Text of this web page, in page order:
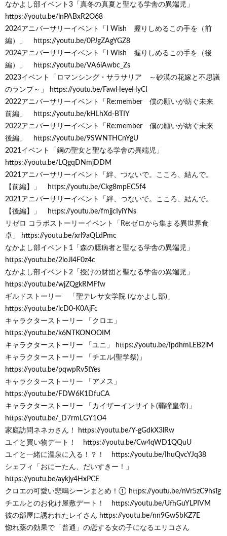
なかよし部イベント3「真冬の真夏と聖なる学舎の異端児」
https://youtu.be/lnPABxR2O68
2024アニバーサリーイベント「I Wish 握りしめるこの手を（前
編）」 https://youtu.be/0PJgZAgYGZ8
2024アニバーサリーイベント「I Wish 握りしめるこの手を（後
編）」 https://youtu.be/VA6iAwbc_Zs
2023イベント「ロマンシング・サラサリア ～砂漠の花嫁と不思議
のランプ～」 https://youtu.be/FawHeyeHyCI
2022アニバーサリーイベント「Re:member 僕の願いが紡ぐ未来
前編」 https://youtu.be/kHLhXd-BTIY
2022アニバーサリーイベント「Re:member 僕の願いが紡ぐ未来
後編」 https://youtu.be/9SWNTHCnYgU
2021イベント「鋼の聖女と聖なる学舎の異端児」
https://youtu.be/LQgqDNmjDDM
2021アニバーサリーイベント「絆、つないで。こころ、結んで。
【前編】」 https://youtu.be/Ckg8mpEC5f4
2021アニバーサリーイベント「絆、つないで。こころ、結んで。
【後編】」 https://youtu.be/fmjjcIyiYNs
リゼロ コラボストーリーイベント「Re:ゼロから集まる異世界食
卓」 https://youtu.be/xrl9aQLdPmc
なかよし部イベント1「森の臆病者と聖なる学舎の異端児」
https://youtu.be/2ioJl4F0z4c
なかよし部イベント2「授けの財団と聖なる学舎の異端児」
https://youtu.be/wjZQgkRMFfw
ギルドストーリー 「聖テレサ女学院 (なかよし部)」
https://youtu.be/lcD0-K0AjFc
キャラクターストーリー 「クロエ」
https://youtu.be/k6NTKONOOIM
キャラクターストーリー 「ユニ」 https://youtu.be/IpdhmLEB2lM
キャラクターストーリー 「チエル(聖学祭)」
https://youtu.be/pqwpRv5tYes
キャラクターストーリー 「アメス」
https://youtu.be/FDW6K1DfuCA
キャラクターストーリー 「カイザーインサイト(覇瞳皇帝)」
https://youtu.be/_D7rmLGY1O4
家庭訪問ネネカさん！ https://youtu.be/Y-gGdkX3lRw
ユイと買い物デート！ https://youtu.be/Cw4qWD1QQuU
ユイと一緒に温泉に入る！？！ https://youtu.be/IhuQvcYJq38
シェフィ「おにーたん、だいすきー！」
https://youtu.be/aykjy4HxPCE
クロエの可愛い悲鳴シーンまとめ！① https://youtu.be/nVr5zC9hsTg
チエルとのお化け屋敷デート！ https://youtu.be/UfhGuYLPIVM
彼の部屋に誘われたレイさん https://youtu.be/nn9GwSbKZ7E
惚れ薬の効果で「普通」の恋する女の子になるエリコさん